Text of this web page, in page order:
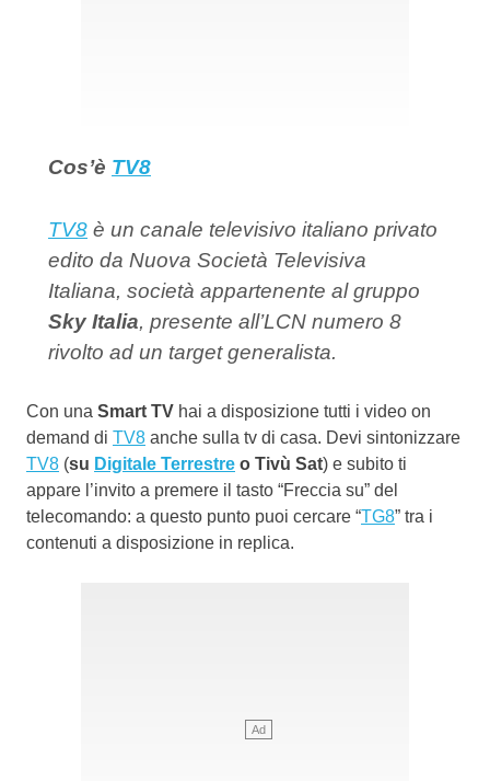
Cos’è TV8
TV8 è un canale televisivo italiano privato
edito da Nuova Società Televisiva
Italiana, società appartenente al gruppo
Sky Italia, presente all’LCN numero 8
rivolto ad un target generalista.
Con una Smart TV hai a disposizione tutti i video on
demand di TV8 anche sulla tv di casa. Devi sintonizzare
TV8 (su Digitale Terrestre o Tivù Sat) e subito ti
appare l’invito a premere il tasto “Freccia su” del
telecomando: a questo punto puoi cercare “TG8” tra i
contenuti a disposizione in replica.